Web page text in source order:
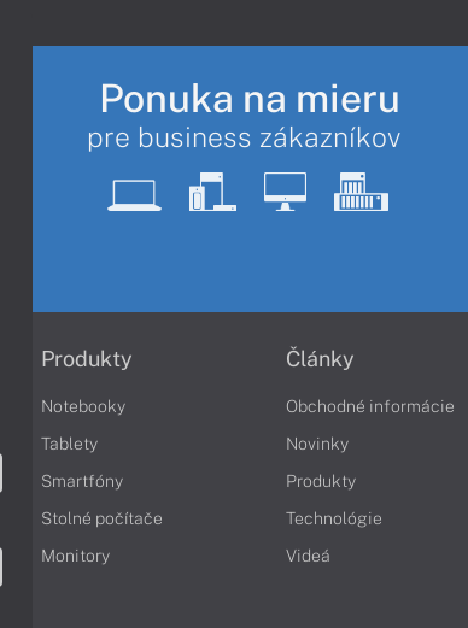
Ponuka na mieru
pre business zákazníkov
Produkty
Notebooky
Tablety
Smartfóny
Stolné počítače
Monitory
Články
Obchodné informácie
Novinky
Produkty
Technológie
Videá